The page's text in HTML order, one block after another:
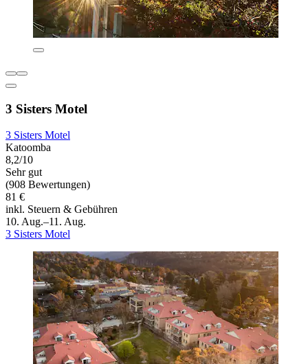
3 Sisters Motel
3 Sisters Motel
Katoomba
8,2/10
Sehr gut
(908 Bewertungen)
81 €
inkl. Steuern & Gebühren
10. Aug.–11. Aug.
3 Sisters Motel